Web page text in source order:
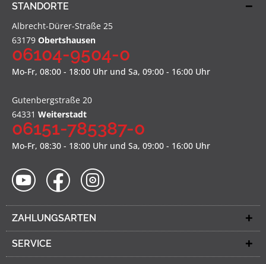
STANDORTE
Albrecht-Dürer-Straße 25
63179 Obertshausen
06104-9504-0
Mo-Fr, 08:00 - 18:00 Uhr und Sa, 09:00 - 16:00 Uhr
Gutenbergstraße 20
64331 Weiterstadt
06151-785387-0
Mo-Fr, 08:30 - 18:00 Uhr und Sa, 09:00 - 16:00 Uhr
ZAHLUNGSARTEN
SERVICE